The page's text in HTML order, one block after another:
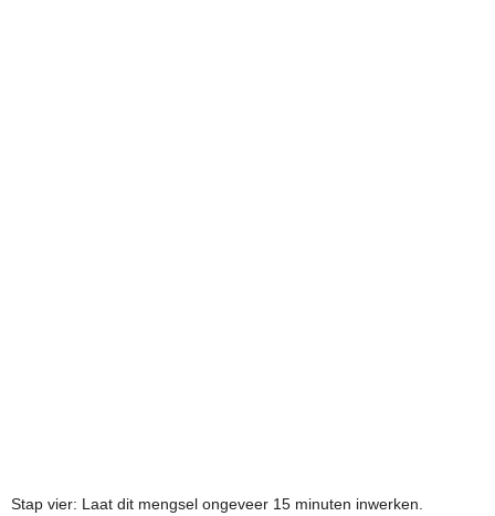
Stap vier: Laat dit mengsel ongeveer 15 minuten inwerken.